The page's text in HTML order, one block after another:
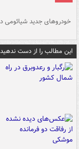
خودروهای جدید شیائومی در
این مطالب را از دست